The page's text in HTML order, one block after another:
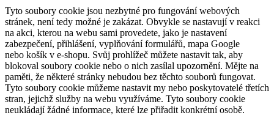
Tyto soubory cookie jsou nezbytné pro fungování webových
stránek, není tedy možné je zakázat. Obvykle se nastavují v reakci
na akci, kterou na webu sami provedete, jako je nastavení
zabezpečení, přihlášení, vyplňování formulářů, mapa Google
nebo košík v e-shopu. Svůj prohlížeč můžete nastavit tak, aby
blokoval soubory cookie nebo o nich zasílal upozornění. Mějte na
paměti, že některé stránky nebudou bez těchto souborů fungovat.
Tyto soubory cookie můžeme nastavit my nebo poskytovatelé třetích
stran, jejichž služby na webu využíváme. Tyto soubory cookie
neukládají žádné informace, které lze přiřadit konkrétní osobě.